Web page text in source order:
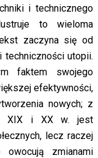
i technicznego
to wieloma
zaczyna się od
techniczności utopii.
faktem swojego
efektywności,
nowych; z
XIX i XX w. jest
lecz raczej
owocują zmianami